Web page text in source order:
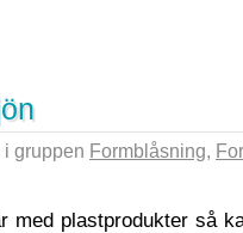
gruppen Formblåsning,
med plastprodukter så